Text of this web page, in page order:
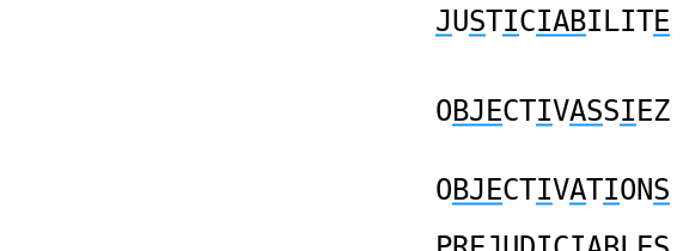
JUSTICIABILITE
OBJECTIVASSI EZ
OBJECTIVATIONS